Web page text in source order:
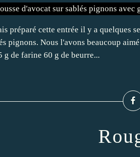
préparé cette entrée il y a quelques
pignons. Nous l'avons beaucoup
g de farine 60 g de beurre...